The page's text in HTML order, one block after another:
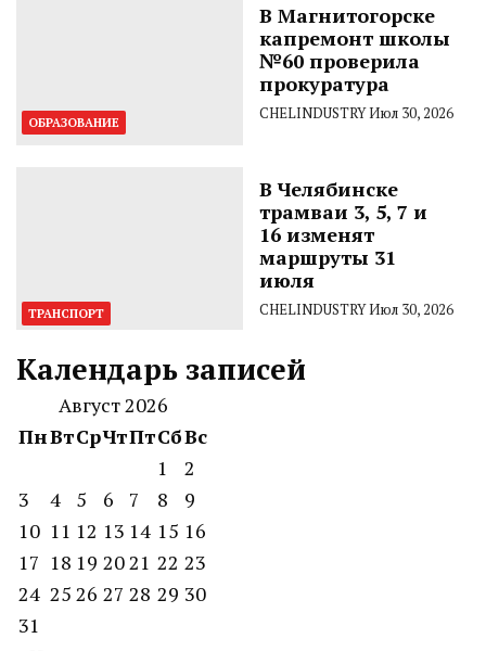
ОБРАЗОВАНИЕ
В Магнитогорске
капремонт школы
№60 проверила
прокуратура
CHELINDUSTRYИюл 30, 2026
ТРАНСПОРТ
В Челябинске
трамваи 3, 5, 7 и
16 изменят
маршруты 31
июля
CHELINDUSTRYИюл 30, 2026
Календарь записей
Август 2026
ПнВтСрЧтПтСбВс
1
2
3
4 5 6 7 8
9
10 11 12 13 14 15 16
17 18 19 2021 22 23
24 25 26 27 28 29 30
31